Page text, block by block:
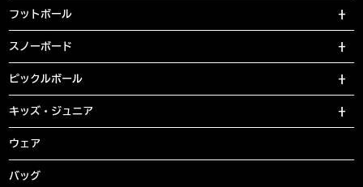
フットボール
スノーボード
ピックルボール
キッズ・ジュニア
ウェア
バッグ